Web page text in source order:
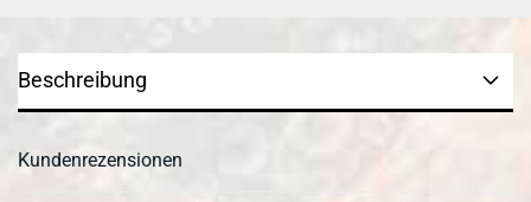
Beschreibung
Kundenrezensionen